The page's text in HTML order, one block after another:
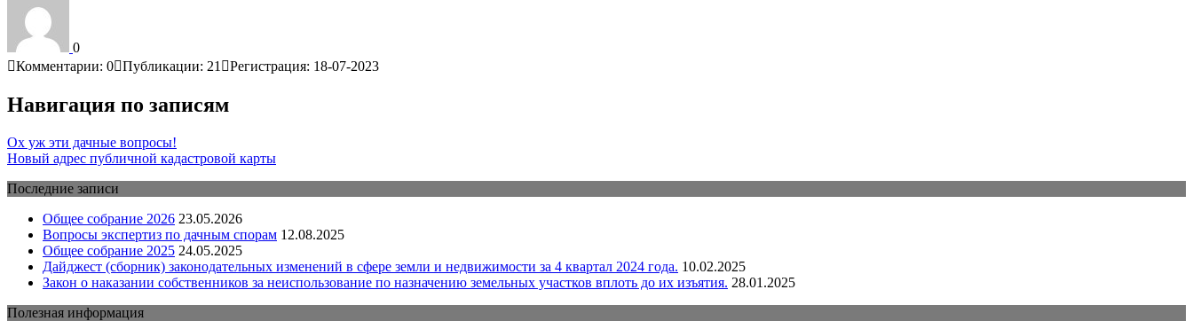
0
Комментарии: 0 Публикации: 21 Регистрация: 18-07-2023
Навигация по записям
Ох уж эти дачные вопросы!
Новый адрес публичной кадастровой карты
Последние записи
Общее собрание 2026 23.05.2026
Вопросы экспертиз по дачным спорам 12.08.2025
Общее собрание 2025 24.05.2025
Дайджест (сборник) законодательных изменений в сфере земли и недвижимости за 4 квартал 2024 года. 10.02.2025
Закон о наказании собственников за неиспользование по назначению земельных участков вплоть до их изъятия. 28.01.2025
Полезная информация